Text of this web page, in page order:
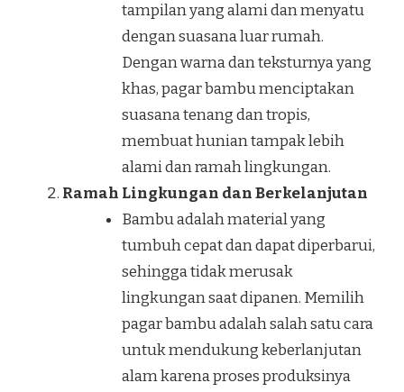
tampilan yang alami dan menyatu
dengan suasana luar rumah.
Dengan warna dan teksturnya yang
khas, pagar bambu menciptakan
suasana tenang dan tropis,
membuat hunian tampak lebih
alami dan ramah lingkungan.
Ramah Lingkungan dan Berkelanjutan
Bambu adalah material yang
tumbuh cepat dan dapat diperbarui,
sehingga tidak merusak
lingkungan saat dipanen. Memilih
pagar bambu adalah salah satu cara
untuk mendukung keberlanjutan
alam karena proses produksinya